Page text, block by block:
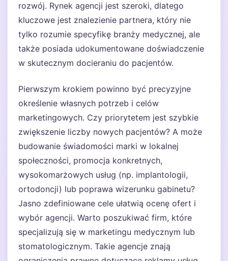
rozwój. Rynek agencji jest szeroki, dlatego
kluczowe jest znalezienie partnera, który nie
tylko rozumie specyfikę branży medycznej, ale
także posiada udokumentowane doświadczenie
w skutecznym docieraniu do pacjentów.
Pierwszym krokiem powinno być precyzyjne
określenie własnych potrzeb i celów
marketingowych. Czy priorytetem jest szybkie
zwiększenie liczby nowych pacjentów? A może
budowanie świadomości marki w lokalnej
społeczności, promocja konkretnych,
wysokomarżowych usług (np. implantologii,
ortodoncji) lub poprawa wizerunku gabinetu?
Jasno zdefiniowane cele ułatwią ocenę ofert i
wybór agencji. Warto poszukiwać firm, które
specjalizują się w marketingu medycznym lub
stomatologicznym. Takie agencje znają